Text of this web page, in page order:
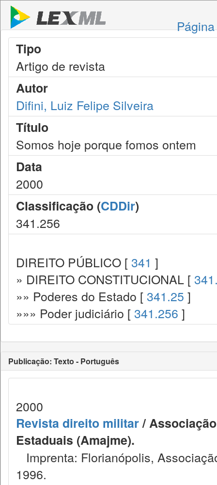
Tipo
Artigo de revista
Autor
Difini, Luiz Felipe Silveira
Título
Somos hoje porque fomos ontem
Data
2000
Classificação (CDDir)
341.256
DIREITO PÚBLICO [ 341 ]
» DIREITO CONSTITUCIONAL [
»» Poderes do Estado [ 341.25 ]
»»» Poder judiciário [ 341.256 ]
Publicação: Texto - Português
2000
Revista direito militar/
Estaduais (Amajme).
Imprenta: Florianópolis,
1996.